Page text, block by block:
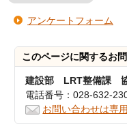
アンケートフォーム
このページに関するお
建設部 LRT整備課 協
電話番号：028-632-
お問い合わせは専